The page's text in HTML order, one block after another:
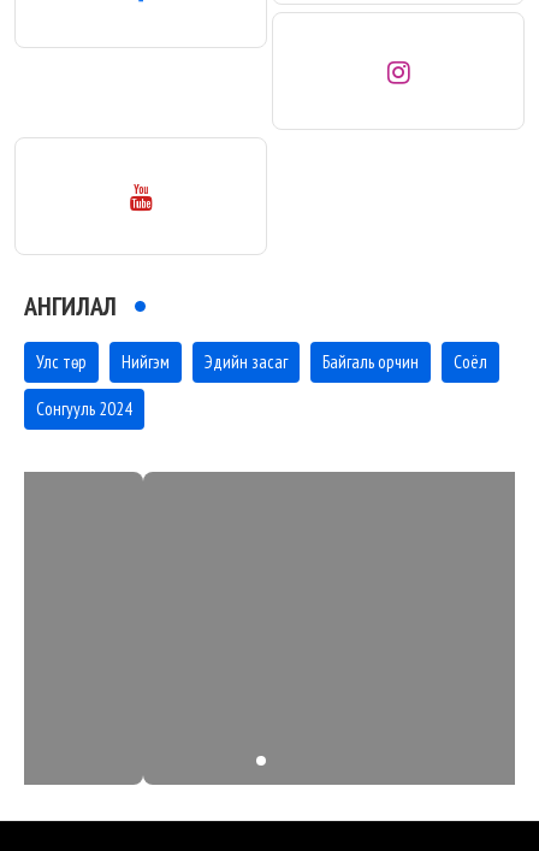
АНГИЛАЛ
Улс төр Нийгэм Эдийн засаг Байгаль орчин Соёл
Сонгууль 2024